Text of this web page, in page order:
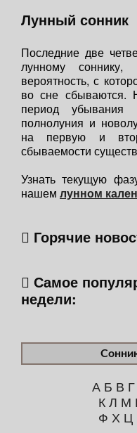
Лунный сонник
Последние две
лунному
вероятность, с
во сне сбываются.
период
полнолуния и
на первую и
сбываемости
Узнать текущую
нашем лунном
Горячие
Самое
недели:
А Б В Г
К Л М
Ф Х Ц